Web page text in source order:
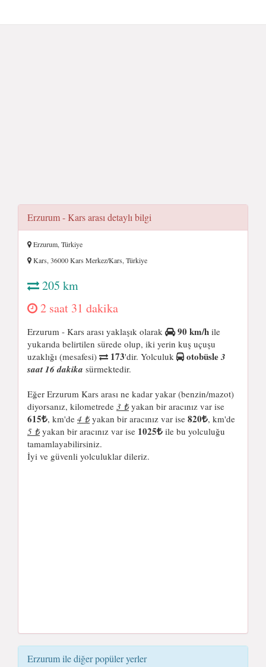
Erzurum - Kars arası detaylı bilgi
Erzurum, Türkiye
Kars, 36000 Kars Merkez/Kars, Türkiye
205 km
2 saat 31 dakika
Erzurum - Kars arası yaklaşık olarak 90 km/h ile
yukarıda belirtilen sürede olup, iki yerin kuş uçuşu
uzaklığı (mesafesi)
173'dir. Yolculuk otobüsle3
saat 16 dakika sürmektedir.
Eğer Erzurum Kars arası ne kadar yakar (benzin/mazot)
diyorsanız, kilometrede 3 ₺yakan bir aracınız var ise
615 , km'de 4 ₺yakan bir aracınız var ise 820 , km'de
5 ₺yakan bir aracınız var ise 1025
ile bu yolculuğu
tamamlayabilirsiniz.
İyi ve güvenli yolculuklar dileriz.
Erzurum ile diğer popüler yerler